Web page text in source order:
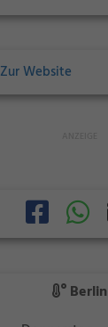
Zur Website
Berlin